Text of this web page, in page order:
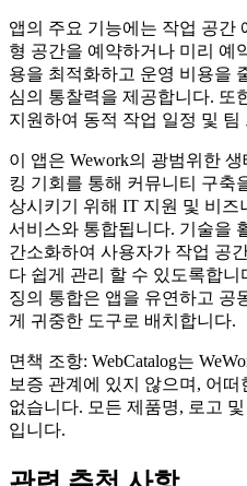
앱의 주요 기능에는 작업 공간
형 공간을 예약하거나 미리 예
용을 최적화하고 운영 비용을
심의 통찰력을 제공합니다. 또
지원하여 동적 작업 일정 및 팀
이 앱은 Wework의 광범위한
킹 기회를 통해 커뮤니티 구축
상시키기 위해 IT 지원 및 비
서비스와 통합됩니다. 기술을
간소화하여 사용자가 작업 공
다 쉽게 ​​관리 할 수 ​​있도록합
징의 통합은 앱을 유연하고 공
게 귀중한 도구로 배치합니다.
면책 조항: WebCatalog는
보증 관계에 있지 않으며, 어
없습니다. 모든 제품명, 로고
입니다.